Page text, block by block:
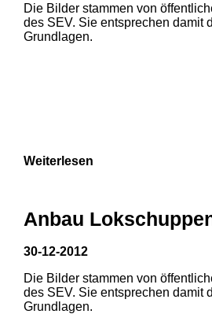
1 2
1 2
Die Bilder stammen von
des SEV. Sie entsprechen damit
Grundlagen.
Weiterlesen
Anbau
30-12-2012
Die Bilder stammen von
des SEV. Sie entsprechen damit
Grundlagen.